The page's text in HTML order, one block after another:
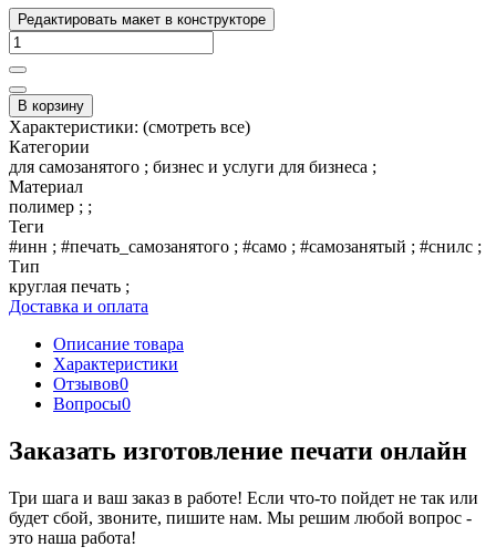
Редактировать макет в конструкторе
В корзину
Характеристики: (смотреть все)
Категории
для самозанятого ; бизнес и услуги для бизнеса ;
Материал
полимер ; ;
Теги
#инн ; #печать_самозанятого ; #само ; #самозанятый ; #снилс ;
Тип
круглая печать ;
Доставка и оплата
Описание товара
Характеристики
Отзывов0
Вопросы0
Заказать изготовление печати онлайн
Три шага и ваш заказ в работе! Если что-то пойдет не так или
будет сбой, звоните, пишите нам. Мы решим любой вопрос -
это наша работа!